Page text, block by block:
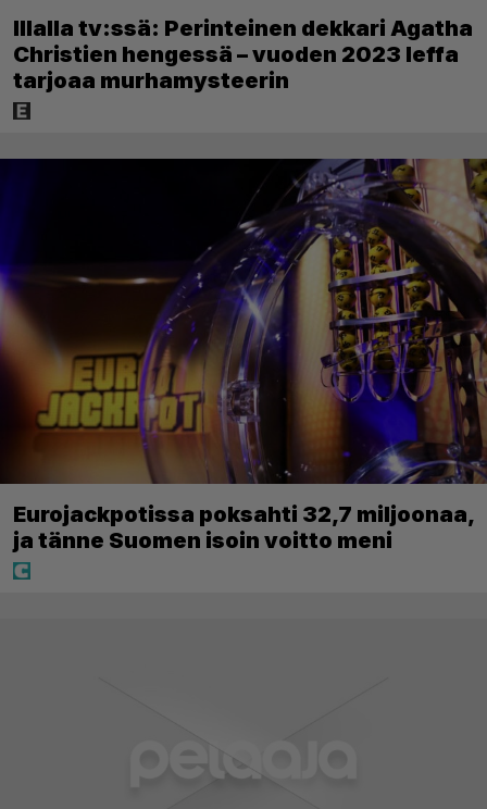
Illalla tv:ssä: Perinteinen dekkari Agatha
Christien hengessä – vuoden 2023 leffa
tarjoaa murhamysteerin
Eurojackpotissa poksahti 32,7 miljoonaa,
ja tänne Suomen isoin voitto meni